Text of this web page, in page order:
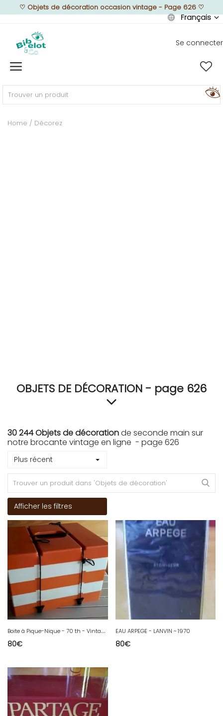
♡ Objets de décoration occasion vintage - Page 626♡
Français
Se connecter
Home
MEUBLEZ
Home Décorez
OBJETS DE DÉCORATION - page 626
30 244 Objets de décorationde seconde main sur
notre brocante vintage en ligne - page 626
Plus récent
Afficher les filtres
B
oite à Pique-Nique - 70 th - Vintage - So British
80€
EAU ARPEGE - LANVIN ~ 1970
80€